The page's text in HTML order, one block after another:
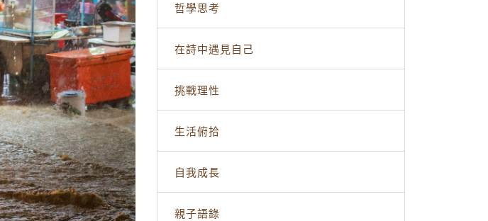
哲學思考
在詩中遇見自己
挑戰理性
生活俯拾
自我成長
親子語錄